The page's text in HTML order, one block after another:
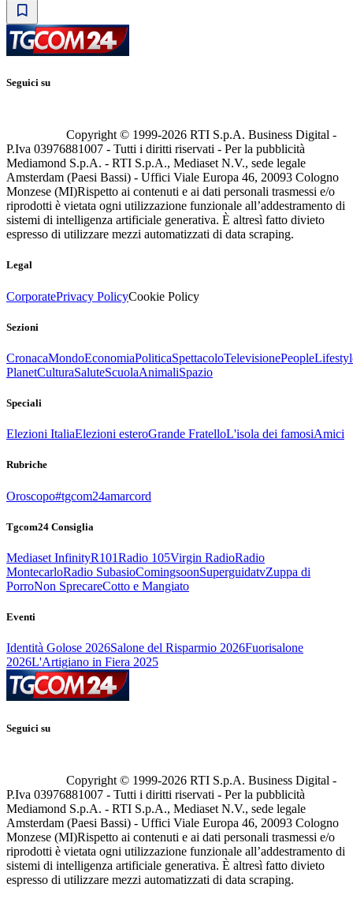
Seguici su
Copyright © 1999-2026 RTI S.p.A. Business Digital -
P.Iva 03976881007 - Tutti i diritti riservati - Per la pubblicità
Mediamond S.p.A. - RTI S.p.A., Mediaset N.V., sede legale
Amsterdam (Paesi Bassi) - Uffici Viale Europa 46, 20093 Cologno
Monzese (MI)Rispetto ai contenuti e ai dati personali trasmessi e/o
riprodotti è vietata ogni utilizzazione funzionale all’addestramento di
sistemi di intelligenza artificiale generativa. È altresì fatto divieto
espresso di utilizzare mezzi automatizzati di data scraping.
Legal
CorporatePrivacy PolicyCookie Policy
Sezioni
CronacaMondoEconomiaPoliticaSpettacoloTelevisionePeople
PlanetCulturaSaluteScuolaAnimaliSpazio
Speciali
Elezioni ItaliaElezioni esteroGrande FratelloL'isola dei famosiAmici
Rubriche
Oroscopo#tgcom24amarcord
Tgcom24 Consiglia
Mediaset InfinityR101Radio 105Virgin RadioRadio
MontecarloRadio SubasioComingsoonSuperguidatvZuppa di
PorroNon SprecareCotto e Mangiato
Eventi
Identità Golose 2026Salone del Risparmio 2026Fuorisalone
2026L'Artigiano in Fiera 2025
Seguici su
Copyright © 1999-2026 RTI S.p.A. Business Digital -
P.Iva 03976881007 - Tutti i diritti riservati - Per la pubblicità
Mediamond S.p.A. - RTI S.p.A., Mediaset N.V., sede legale
Amsterdam (Paesi Bassi) - Uffici Viale Europa 46, 20093 Cologno
Monzese (MI)Rispetto ai contenuti e ai dati personali trasmessi e/o
riprodotti è vietata ogni utilizzazione funzionale all’addestramento di
sistemi di intelligenza artificiale generativa. È altresì fatto divieto
espresso di utilizzare mezzi automatizzati di data scraping.